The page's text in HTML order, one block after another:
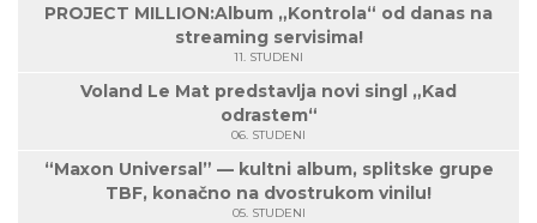
PROJECT MILLION:Album „Kontrola“ od danas na
streaming servisima!
11. STUDENI
Voland Le Mat predstavlja novi singl „Kad
odrastem“
06. STUDENI
“Maxon Universal” — kultni album, splitske grupe
TBF, konačno na dvostrukom vinilu!
05. STUDENI